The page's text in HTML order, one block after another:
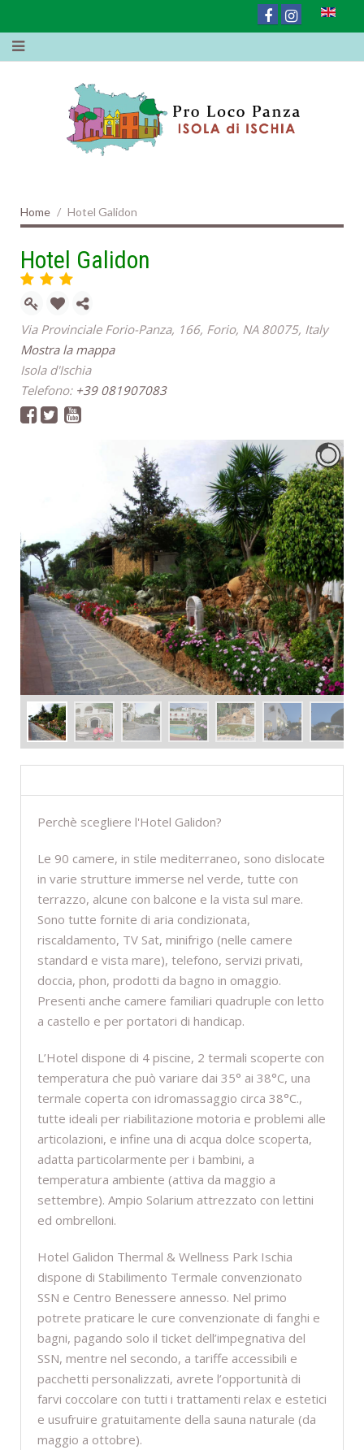
Home Hotel Galidon
Hotel Galidon
Via Provinciale Forio-Panza, 166, Forio, NA 80075, Italy
Mostra la mappa
Isola d'Ischia
Telefono: +39 081907083
Perchè scegliere l'Hotel Galidon?
Le 90 camere, in stile mediterraneo, sono dislocate
in varie strutture immerse nel verde, tutte con
terrazzo, alcune con balcone e la vista sul mare.
Sono tutte fornite di aria condizionata,
riscaldamento, TV Sat, minifrigo (nelle camere
standard e vista mare), telefono, servizi privati,
doccia, phon, prodotti da bagno in omaggio.
Presenti anche camere familiari quadruple con letto
a castello e per portatori di handicap.
L’Hotel dispone di 4 piscine, 2 termali scoperte con
temperatura che può variare dai 35° ai 38°C, una
termale coperta con idromassaggio circa 38°C.,
tutte ideali per riabilitazione motoria e problemi alle
articolazioni, e infine una di acqua dolce scoperta,
adatta particolarmente per i bambini, a
temperatura ambiente (attiva da maggio a
settembre). Ampio Solarium attrezzato con lettini
ed ombrelloni.
Hotel Galidon Thermal & Wellness Park Ischia
dispone di Stabilimento Termale convenzionato
SSN e Centro Benessere annesso. Nel primo
potrete praticare le cure convenzionate di fanghi e
bagni, pagando solo il ticket dell’impegnativa del
SSN, mentre nel secondo, a tariffe accessibili e
pacchetti personalizzati, avrete l’opportunità di
farvi coccolare con tutti i trattamenti relax e estetici
e usufruire gratuitamente della sauna naturale (da
maggio a ottobre).